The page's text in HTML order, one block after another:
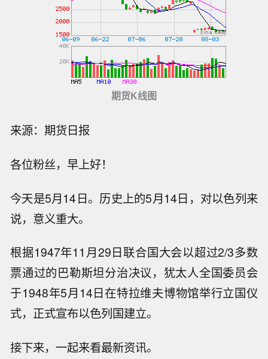
期货K线图
来源：期货日报
各位粉丝，早上好！
今天是5月14日。历史上的5月14日，对以色列来
说，意义重大。
根据1947年11月29日联合国大会以超过2/3多数
票通过的巴勒斯坦分治决议，犹太人全国委员会
于1948年5月14日在特拉维夫博物馆举行立国仪
式，正式宣布以色列国建立。
接下来，一起来看最新资讯。